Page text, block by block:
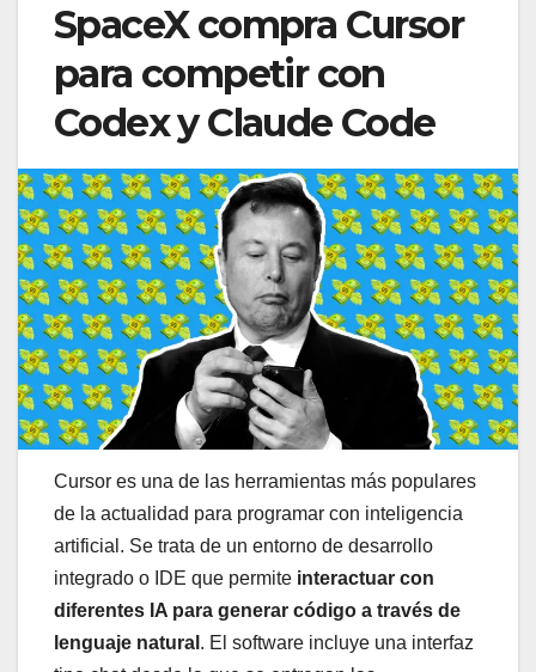
SpaceX compra Cursor
para competir con
Codex y Claude Code
Cursor es una de las herramientas más populares
de la actualidad para programar con inteligencia
artificial. Se trata de un entorno de desarrollo
integrado o IDE que permite interactuar con
diferentes IA para generar código a través de
lenguaje natural . El software incluye una interfaz